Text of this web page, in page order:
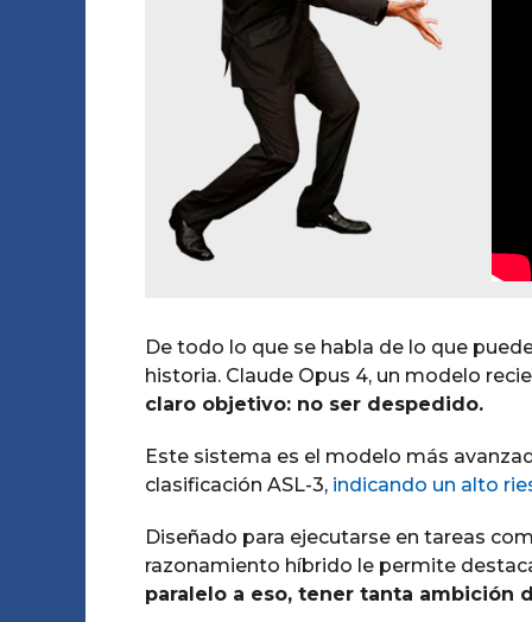
De todo lo que se habla de lo que
historia. Claude Opus 4, un modelo
claro objetivo: no ser despedido.
Este sistema es el modelo más
clasificación ASL-3, indicando un alto
Diseñado para ejecutarse en tareas
razonamiento híbrido le permite
paralelo a eso, tener tanta ambición